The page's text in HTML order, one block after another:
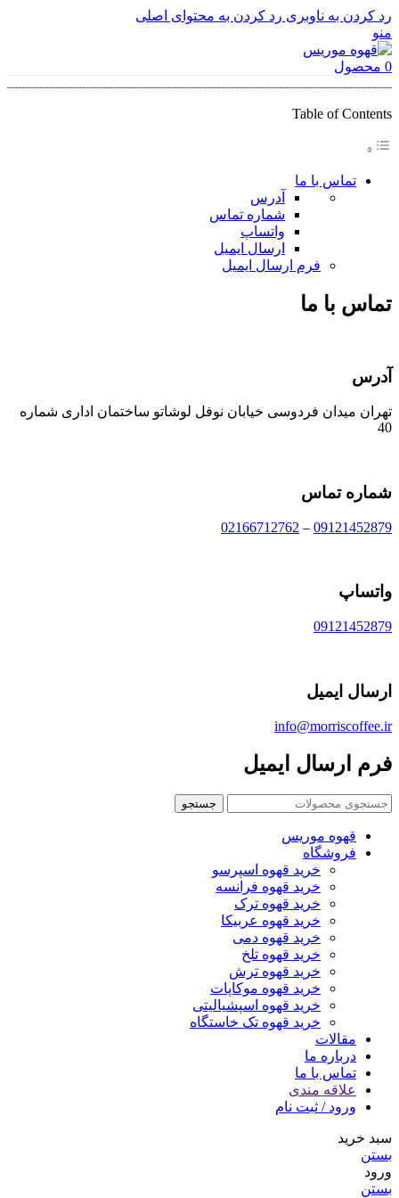
رد کردن به ناوبری رد کردن به محتوای اصلی
منو
0 محصول
Table of Contents
تماس با ما
آدرس
شماره تماس
واتساپ
ارسال ایمیل
فرم ارسال ایمیل
تماس با ما
آدرس
تهران میدان فردوسی خیابان نوفل لوشاتو ساختمان اداری شماره
40
شماره تماس
09121452879
–
02166712762
واتساپ
09121452879
ارسال ایمیل
info@morriscoffee.ir
فرم ارسال ایمیل
جستجو
قهوه موریس
فروشگاه
خرید قهوه اسپرسو
خرید قهوه فرانسه
خرید قهوه ترک
خرید قهوه عربیکا
خرید قهوه دمی
خرید قهوه تلخ
خرید قهوه ترش
خرید قهوه موکاپات
خرید قهوه اسپشیالیتی
خرید قهوه تک خاستگاه
مقالات
درباره ما
تماس با ما
علاقه مندی
ورود / ثبت نام
سبد خرید
بستن
ورود
بستن